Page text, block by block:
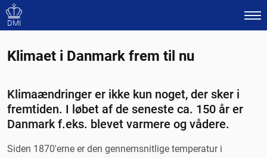
DMI
Klimaet i Danmark frem til nu
Klimaændringer er ikke kun noget, der sker i
fremtiden. I løbet af de seneste ca. 150 år er
Danmark f.eks. blevet varmere og vådere.
Siden 1870'erne er den gennemsnitlige temperatur i